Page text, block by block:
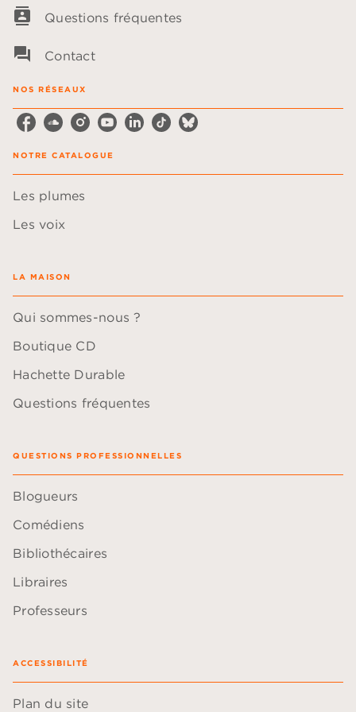
contacts Questions fréquentes
question_answer Contact
NOS RÉSEAUX
NOTRE CATALOGUE
Les plumes
Les voix
LA MAISON
Qui sommes-nous ?
Boutique CD
Hachette Durable
Questions fréquentes
QUESTIONS PROFESSIONNELLES
Blogueurs
Comédiens
Bibliothécaires
Libraires
Professeurs
ACCESSIBILITÉ
Plan du site